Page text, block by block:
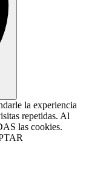
la experiencia
repetidas. Al
las cookies.